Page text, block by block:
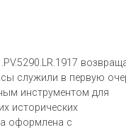
служили в первую
инструментом для
исторических
оформленa с